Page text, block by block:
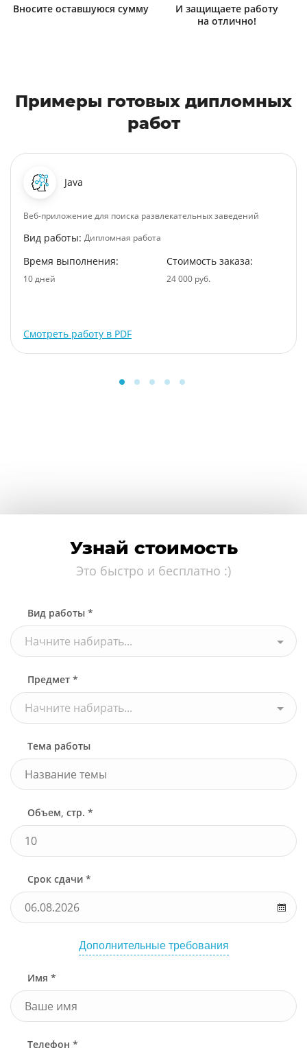
Вносите оставшуюся сумму
И защищаете работу
на отлично!
Примеры готовых дипломных
работ
Java
Веб-приложение для поиска развлекательных заведений
Вид работы: Дипломная работа
Время выполнения:
10 дней
Стоимость заказа:
24 000 руб.
Смотреть работу в PDF
Узнай стоимость
Это быстро и бесплатно :)
Вид работы *
Начните набирать...
Предмет *
Начните набирать...
Тема работы
Объем, стр. *
Срок сдачи *
Дополнительные требования
Имя *
Телефон *